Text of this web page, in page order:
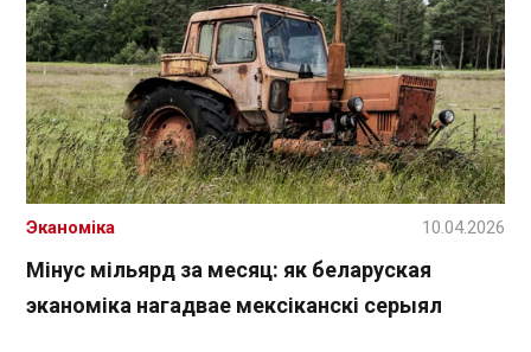
Мінус мільярд за месяц: як беларуская
эканоміка нагадвае мексіканскі серыял
Эканоміка 10.04.2026